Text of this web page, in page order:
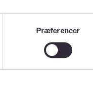
Præferencer